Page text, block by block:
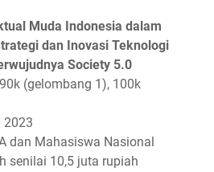
Muda Indonesia dalam
dan Inovasi Teknologi
Society 5.0
(gelombang 1), 100k
2023
dan Mahasiswa Nasional
senilai 10,5 juta rupiah